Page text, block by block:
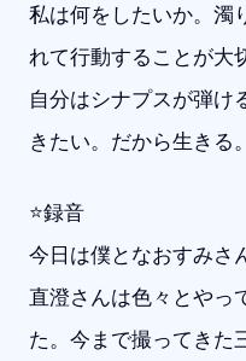
私は何をしたいか。濁
れて行動することが大
自分はシナプスが弾け
きたい。だから生きる。
⭐️録音
今日は僕となおすみさ
直澄さんは色々とやっ
た。今まで撮ってきた